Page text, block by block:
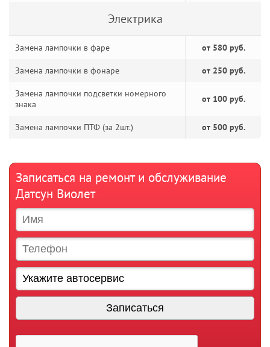
Электрика
Замена лампочки в фаре от 580 руб.
Замена лампочки в фонаре от 250 руб.
Замена лампочки подсветки номерного
знака
от 100 руб.
Замена лампочки ПТФ (за 2шт.) от 500 руб.
Записаться на ремонт и обслуживание
Датсун Виолет